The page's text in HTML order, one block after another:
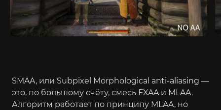
SMAA, или Subpixel Morphological anti-aliasing —
это, по большому счёту, смесь FXAA и MLAA.
Алгоритм работает по принципу MLAA, но